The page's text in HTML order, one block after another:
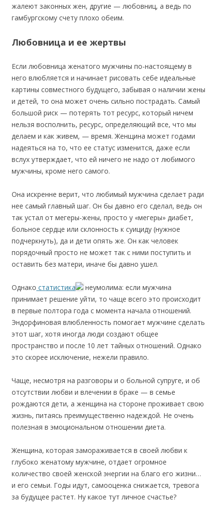
жалеют законных жен, другие — любовниц, а ведь по
гамбургскому счету плохо обеим.
Любовница и ее жертвы
Если любовница женатого мужчины по-настоящему в
него влюбляется и начинает рисовать себе идеальные
картины совместного будущего, забывая о наличии жены
и детей, то она может очень сильно пострадать. Самый
большой риск — потерять тот ресурс, который ничем
нельзя восполнить, ресурс, определяющий все, что мы
делаем и как живем, — время. Женщина может годами
надеяться на то, что ее статус изменится, даже если
вслух утверждает, что ей ничего не надо от любимого
мужчины, кроме него самого.
Она искренне верит, что любимый мужчина сделает ради
нее самый главный шаг. Он бы давно его сделал, ведь он
так устал от мегеры-жены, просто у «мегеры» диабет,
больное сердце или склонность к суициду (нужное
подчеркнуть), да и дети опять же. Он как человек
порядочный просто не может так с ними поступить и
оставить без матери, иначе бы давно ушел.
Однако статистика
неумолима: если мужчина
принимает решение уйти, то чаще всего это происходит
в первые полтора года с момента начала отношений.
Эндорфиновая влюбленность помогает мужчине сделать
этот шаг, хотя иногда люди создают общее
пространство и после 10 лет тайных отношений. Однако
это скорее исключение, нежели правило.
Чаще, несмотря на разговоры и о больной супруге, и об
отсутствии любви и влечении в браке — в семье
рождаются дети, а женщина на стороне проживает свою
жизнь, питаясь преимущественно надеждой. Не очень
полезная в эмоциональном отношении диета.
Женщина, которая замораживается в своей любви к
глубоко женатому мужчине, отдает огромное
количество своей женской энергии на благо его жизни…
и его семьи. Годы идут, самооценка снижается, тревога
за будущее растет. Ну какое тут личное счастье?